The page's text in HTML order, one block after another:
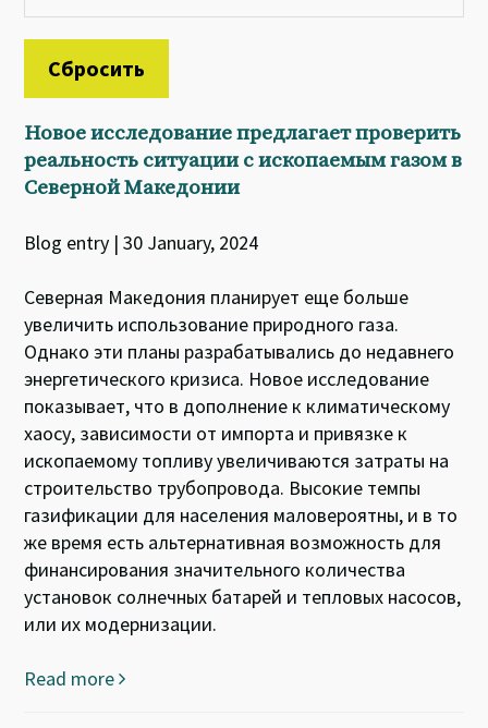
Новое исследование предлагает проверить
реальность ситуации с ископаемым газом в
Северной Македонии
Blog entry | 30 January, 2024
Северная Македония планирует еще больше
увеличить использование природного газа.
Однако эти планы разрабатывались до недавнего
энергетического кризиса. Новое исследование
показывает, что в дополнение к климатическому
хаосу, зависимости от импорта и привязке к
ископаемому топливу увеличиваются затраты на
строительство трубопровода. Высокие темпы
газификации для населения маловероятны, и в то
же время есть альтернативная возможность для
финансирования значительного количества
установок солнечных батарей и тепловых насосов,
или их модернизации.
Read more